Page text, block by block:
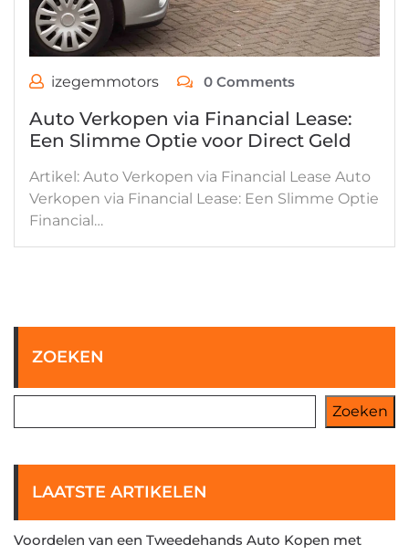
izegemmotors 0 Comments
Auto Verkopen via Financial Lease:
Een Slimme Optie voor Direct Geld
Artikel: Auto Verkopen via Financial Lease Auto
Verkopen via Financial Lease: Een Slimme Optie
Financial…
ZOEKEN
Zoeken
LAATSTE ARTIKELEN
Voordelen van een Tweedehands Auto Kopen met